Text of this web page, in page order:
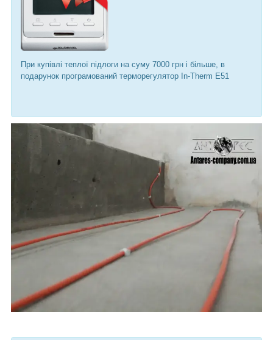
При купівлі теплої підлоги на суму 7000 грн і більше, в
подарунок програмований терморегулятор In-Therm Е51